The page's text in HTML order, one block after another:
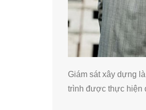
Giám sát xây dựng
trình được thực hiện